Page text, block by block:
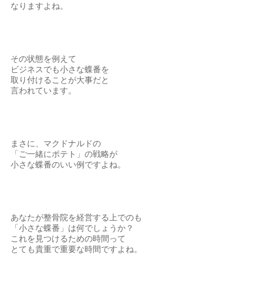
なりますよね。
その状態を例えて
ビジネスでも小さな蝶番を
取り付けることが大事だと
言われています。
まさに、マクドナルドの
「ご一緒にポテト」の戦略が
小さな蝶番のいい例ですよね。
あなたが整骨院を経営する上でのも
「小さな蝶番」は何でしょうか？
これを見つけるための時間って
とても貴重で重要な時間ですよね。